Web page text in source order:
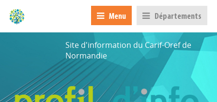
Menu Départements
Site d'information du Carif-Oref de
Normandie